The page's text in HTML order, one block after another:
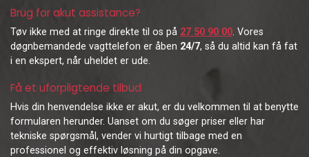
Brug for akut assistance?
Tøv ikke med at ringe direkte til os på 27 50 90 00. Vores
døgnbemandede vagttelefon er åben 24/7, så du altid kan få fat
i en ekspert, når uheldet er ude.
Få et uforpligtende tilbud
Hvis din henvendelse ikke er akut, er du velkommen til at benytte
formularen herunder. Uanset om du søger priser eller har
tekniske spørgsmål, vender vi hurtigt tilbage med en
professionel og effektiv løsning på din opgave.